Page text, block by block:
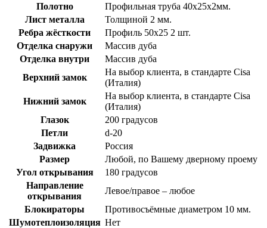
Полотно
Профильная труба 40х25х2мм.
Лист металла
Толщиной 2 мм.
Ребра жёсткости
Профиль 50х25 2 шт.
Отделка снаружи
Массив дуба
Отделка внутри
Массив дуба
Верхний замок
На выбор клиента, в стандарте Cisa
(Италия)
Нижний замок
На выбор клиента, в стандарте Cisa
(Италия)
Глазок
200 градусов
Петли
d-20
Задвижка
Россия
Размер
Любой, по Вашему дверному проему
Угол открывания
180 градусов
Направление
открывания
Левое/правое – любое
Блокираторы
Противосъёмные диаметром 10 мм.
Шумотеплоизоляция Нет